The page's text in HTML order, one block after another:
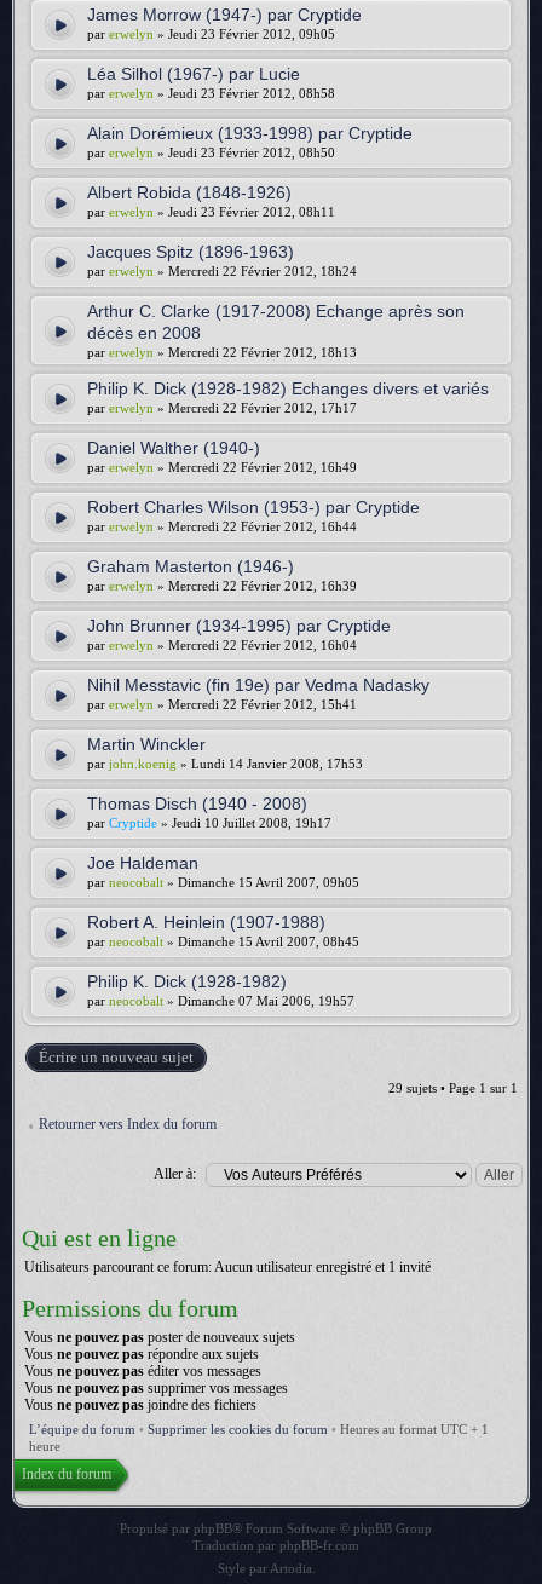
James Morrow (1947-) par Cryptide
par erwelyn » Jeudi 23 Février 2012, 09h05
Léa Silhol (1967-) par Lucie
par erwelyn » Jeudi 23 Février 2012, 08h58
Alain Dorémieux (1933-1998) par Cryptide
par erwelyn » Jeudi 23 Février 2012, 08h50
Albert Robida (1848-1926)
par erwelyn » Jeudi 23 Février 2012, 08h11
Jacques Spitz (1896-1963)
par erwelyn » Mercredi 22 Février 2012, 18h24
Arthur C. Clarke (1917-2008) Echange après son
décès en 2008
par erwelyn » Mercredi 22 Février 2012, 18h13
Philip K. Dick (1928-1982) Echanges divers et variés
par erwelyn » Mercredi 22 Février 2012, 17h17
Daniel Walther (1940-)
par erwelyn » Mercredi 22 Février 2012, 16h49
Robert Charles Wilson (1953-) par Cryptide
par erwelyn » Mercredi 22 Février 2012, 16h44
Graham Masterton (1946-)
par erwelyn » Mercredi 22 Février 2012, 16h39
John Brunner (1934-1995) par Cryptide
par erwelyn » Mercredi 22 Février 2012, 16h04
Nihil Messtavic (fin 19e) par Vedma Nadasky
par erwelyn » Mercredi 22 Février 2012, 15h41
Martin Winckler
par john.koenig » Lundi 14 Janvier 2008, 17h53
Thomas Disch (1940 - 2008)
par Cryptide » Jeudi 10 Juillet 2008, 19h17
Joe Haldeman
par neocobalt » Dimanche 15 Avril 2007, 09h05
Robert A. Heinlein (1907-1988)
par neocobalt » Dimanche 15 Avril 2007, 08h45
Philip K. Dick (1928-1982)
par neocobalt » Dimanche 07 Mai 2006, 19h57
Écrire un nouveau sujet
29 sujets • Page 1 sur 1
Retourner vers Index du forum
Aller à:
Qui est en ligne
Utilisateurs parcourant ce forum: Aucun utilisateur enregistré et 1 invité
Permissions du forum
Vous ne pouvez pas poster de nouveaux sujets
Vous ne pouvez pas répondre aux sujets
Vous ne pouvez pas éditer vos messages
Vous ne pouvez pas supprimer vos messages
Vous ne pouvez pas joindre des fichiers
L’équipe du forum • Supprimer les cookies du forum • Heures au format UTC + 1
heure
Index du forum
Propulsé par phpBB® Forum Software © phpBB Group
Traduction par phpBB-fr.com
Style par Artodia